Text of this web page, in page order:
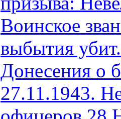
Воинское
выбытия убит.
Донесения о
27.11.1943.